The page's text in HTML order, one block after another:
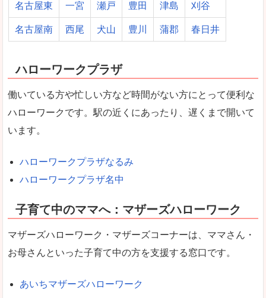
名古屋東 一宮 瀬戸 豊田 津島 刈谷
名古屋南 西尾 犬山 豊川 蒲郡 春日井
ハローワークプラザ
働いている方や忙しい方など時間がない方にとって便利な
ハローワークです。駅の近くにあったり、遅くまで開いて
います。
ハローワークプラザなるみ
ハローワークプラザ名中
子育て中のママへ：マザーズハローワーク
マザーズハローワーク・マザーズコーナーは、ママさん・
お母さんといった子育て中の方を支援する窓口です。
あいちマザーズハローワーク